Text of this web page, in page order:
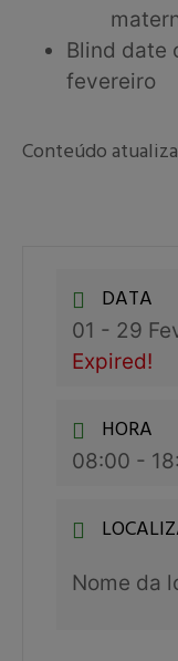
Blind date
fevereiro
Conteúdo
DATA
01 - 29
Expired!
HORA
08:00 -
Nome da